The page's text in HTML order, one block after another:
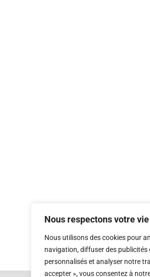
Nous respectons votre
Nous utilisons des cookies pour
navigation, diffuser des publicités
personnalisés et analyser notre
accepter », vous consentez à